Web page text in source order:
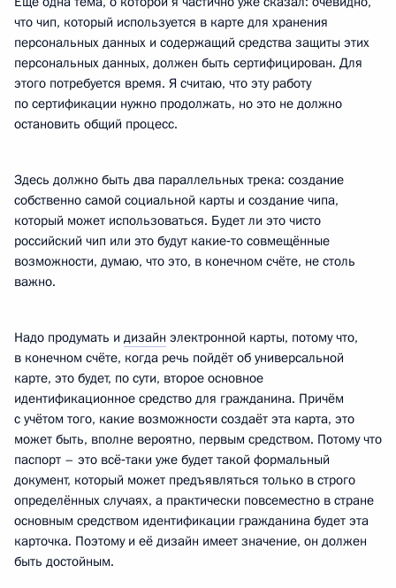
что чип, который используется в карте для хранения
персональных данных и содержащий средства защиты этих
персональных данных, должен быть сертифицирован. Для
этого потребуется время. Я считаю, что эту работу
по сертификации нужно продолжать, но это не должно
остановить общий процесс.
Здесь должно быть два параллельных трека: создание
собственно самой социальной карты и создание чипа,
который может использоваться. Будет ли это чисто
российский чип или это будут какие‑то совмещённые
возможности, думаю, что это, в конечном счёте, не столь
важно.
Надо продумать и дизайн электронной карты, потому что,
в конечном счёте, когда речь пойдёт об универсальной
карте, это будет, по сути, второе основное
идентификационное средство для гражданина. Причём
с учётом того, какие возможности создаёт эта карта, это
может быть, вполне вероятно, первым средством. Потому что
паспорт – это всё‑таки уже будет такой формальный
документ, который может предъявляться только в строго
определённых случаях, а практически повсеместно в стране
основным средством идентификации гражданина будет эта
карточка. Поэтому и её дизайн имеет значение, он должен
быть достойным.